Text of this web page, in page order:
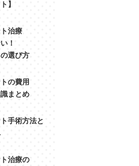
】
治療
！
選び方
の費用
まとめ
手術方法と
治療の